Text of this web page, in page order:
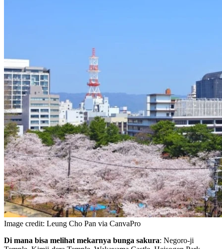
Image credit: Leung Cho Pan via CanvaPro
Di mana bisa melihat mekarnya bunga sakura: Negoro-ji